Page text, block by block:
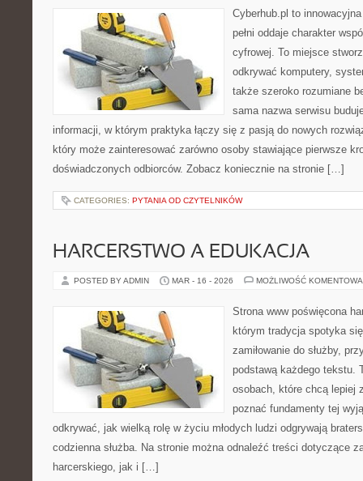
Cyberhub.pl to
pełni oddaje charakter
cyfrowej. To miejsce
odkrywać komputery,
także szeroko rozumiane
sama nazwa serwisu
informacji, w którym praktyka łączy się z pasją do nowych
który może zainteresować zarówno osoby stawiające pierwsze
doświadczonych odbiorców. Zobacz koniecznie na stronie […]
CATEGORIES: PYTANIA OD CZYTELNIKÓW
HARCERSTWO A EDUKACJA
POSTED BY ADMIN MAR - 16 - 2026 MOŻLIWOŚĆ
Strona www poświęcona
którym tradycja spotyka
zamiłowanie do służby,
podstawą każdego tekstu.
osobach, które chcą lepiej
poznać fundamenty tej
odkrywać, jak wielką rolę w życiu młodych ludzi odgrywają
codzienna służba. Na stronie można odnaleźć treści dotyczące
harcerskiego, jak i […]